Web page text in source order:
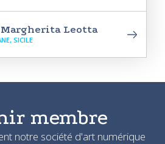
Leotta
SICILE
membre
notre société d'art numérique